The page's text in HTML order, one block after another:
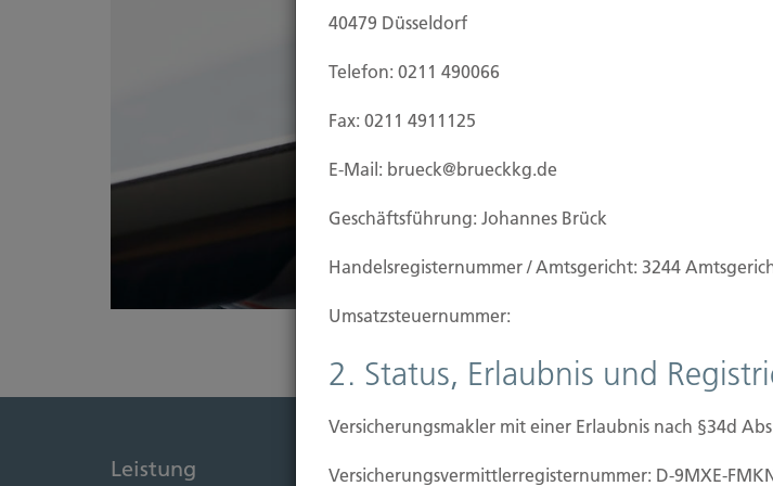
Leistung Immobilien Vers.
40479 Düsseldorf
Telefon: 0211 490066
Fax: 0211 4911125
E-Mail: brueck@brueckkg.de
Geschäftsführung: Johannes Brück
Handels­registernummer / Amtsgericht: 3244
Umsatzsteuer­nummer:
2. Status, Erlaubnis und
Versicherungsmakler mit einer Erlaubnis nach §34d
Versicherungs­vermittler­registernummer: D-9MXE-